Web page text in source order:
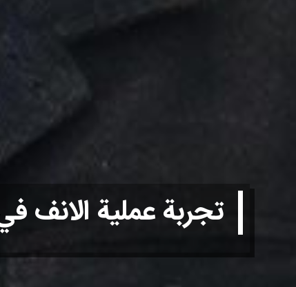
تجربة عملية الانف